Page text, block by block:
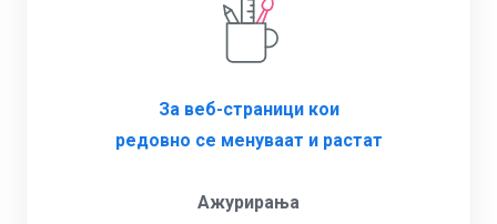
За веб-страници кои
редовно се менуваат и растат
Ажурирања